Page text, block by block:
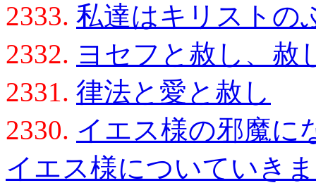
2333. 私達はキリストの
2332. ヨセフと赦し、
2331. 律法と愛と赦し
2330. イエス様の邪魔に
イエス様についていき